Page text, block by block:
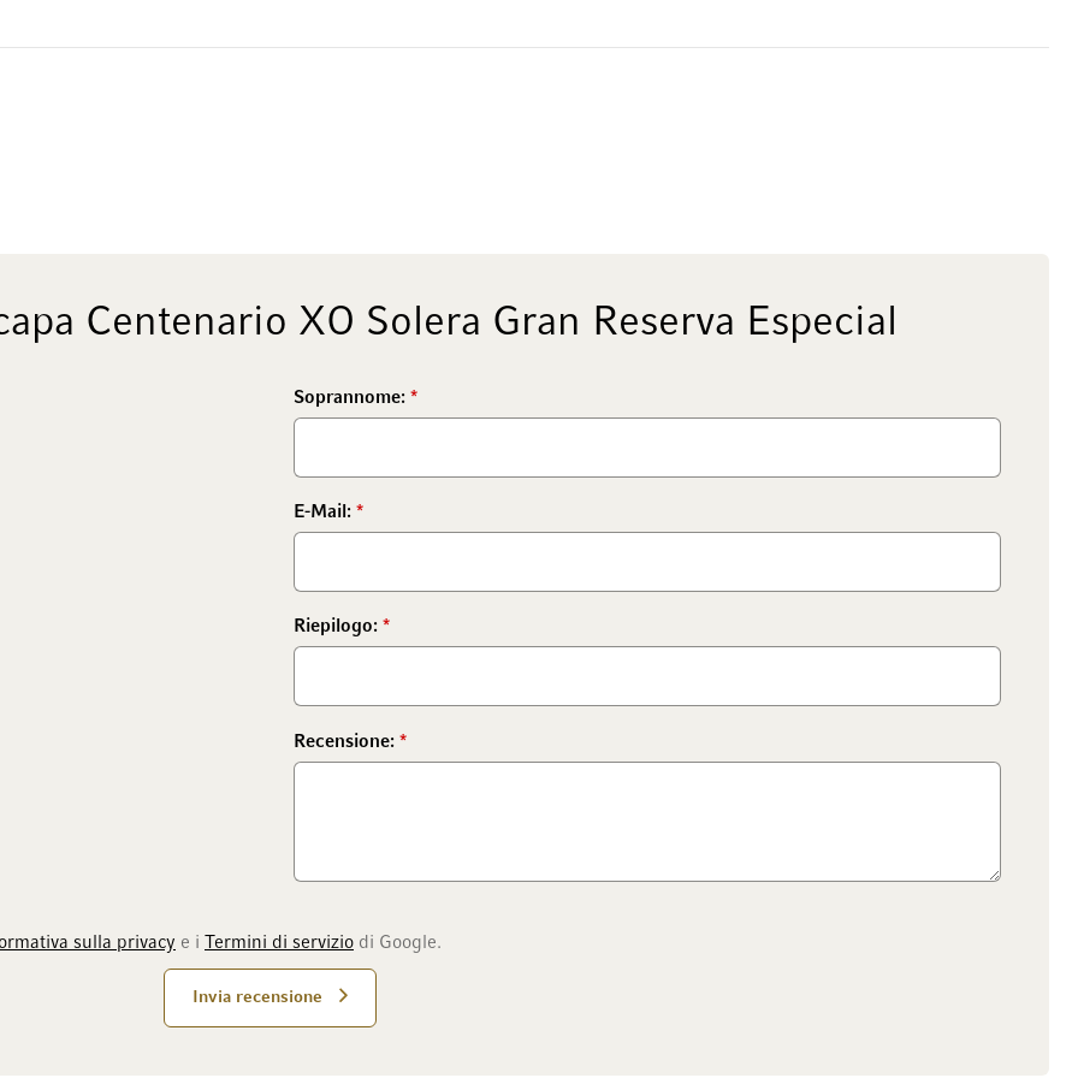
Centenario XO Solera Gran Reserva Especial
Soprannome:
E-Mail:
Riepilogo:
Recensione:
sulla privacy e i Termini di servizio di Google.
Invia recensione